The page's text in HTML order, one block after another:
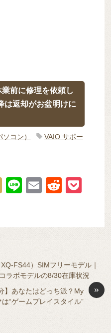
前に修理を依頼し
は返却がお盆明けに
コン）
VAIO サポー
M
Li
E
R
di et
FS44）SIMフリーモデル｜
ラボモデルの8/30在庫状況
»
】あなたはどっち派？My
“ゲームプレイスタイル”